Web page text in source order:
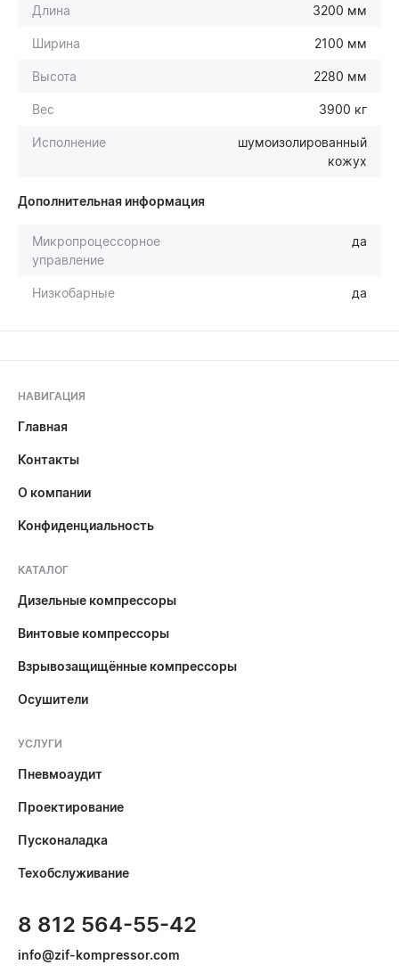
Длина 3200 мм
Ширина 2100 мм
Высота 2280 мм
Вес 3900 кг
Исполнение
шумоизолированный
кожух
Дополнительная информация
Микропроцессорное
управление
да
Низкобарные да
НАВИГАЦИЯ
Главная
Контакты
О компании
Конфиденциальность
КАТАЛОГ
Дизельные компрессоры
Винтовые компрессоры
Взрывозащищённые компрессоры
Осушители
УСЛУГИ
Пневмоаудит
Проектирование
Пусконаладка
Техобслуживание
8 812 564-55-42
info@zif-kompressor.com